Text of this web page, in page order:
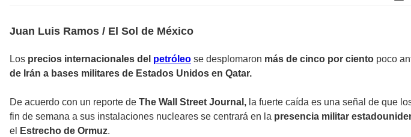
Juan Luis Ramos / El Sol de México
Los precios internacionales del petróleo se desplomaron más de cinco por ciento poco
de Irán a bases militares de Estados Unidos en Qatar.
De acuerdo con un reporte de The Wall Street Journal, la fuerte caída es una señal de que
fin de semana a sus instalaciones nucleares se centrará en la presencia militar
el
Estrecho de Ormuz.